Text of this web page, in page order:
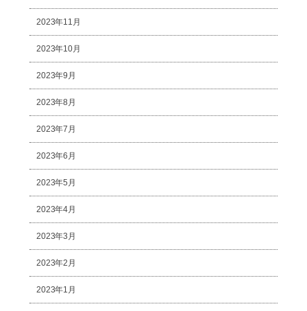
2023年11月
2023年10月
2023年9月
2023年8月
2023年7月
2023年6月
2023年5月
2023年4月
2023年3月
2023年2月
2023年1月